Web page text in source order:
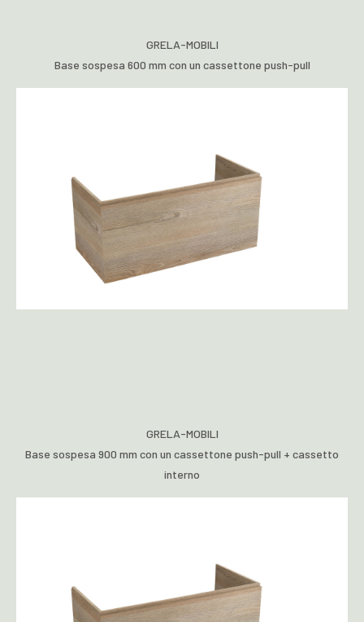
GRELA-MOBILI
Base sospesa 600 mm con un cassettone push-pull
GRELA-MOBILI
Base sospesa 900 mm con un cassettone push-pull + cassetto
interno